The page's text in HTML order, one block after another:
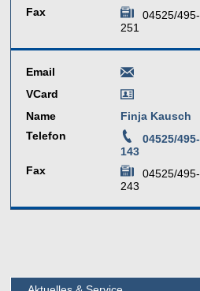
Fax
04525/495-
251
Email
VCard
Name
Finja Kausch
Telefon
04525/495-
143
Fax
04525/495-
243